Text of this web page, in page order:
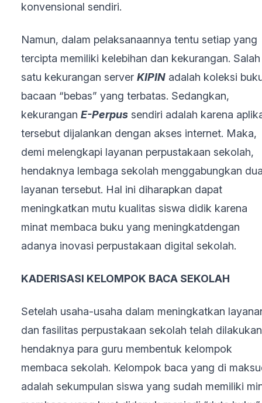
konvensional sendiri.
Namun, dalam pelaksanaannya tentu setiap yang
tercipta memiliki kelebihan dan kekurangan. Salah
satu kekurangan server KIPIN adalah koleksi
bacaan “bebas” yang terbatas. Sedangkan,
kekurangan E-Perpus sendiri adalah karena
tersebut dijalankan dengan akses internet. Maka,
demi melengkapi layanan perpustakaan sekolah,
hendaknya lembaga sekolah menggabungkan
layanan tersebut. Hal ini diharapkan dapat
meningkatkan mutu kualitas siswa didik karena
minat membaca buku yang meningkatdengan
adanya inovasi perpustakaan digital sekolah.
KADERISASI KELOMPOK BACA SEKOLAH
Setelah usaha-usaha dalam meningkatkan
dan fasilitas perpustakaan sekolah telah
hendaknya para guru membentuk kelompok
membaca sekolah. Kelompok baca yang di
adalah sekumpulan siswa yang sudah memiliki